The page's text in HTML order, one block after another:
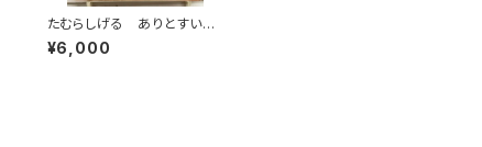
たむらしげる ありとすい
か 1976年 初版 福音館
書店刊
¥6,000